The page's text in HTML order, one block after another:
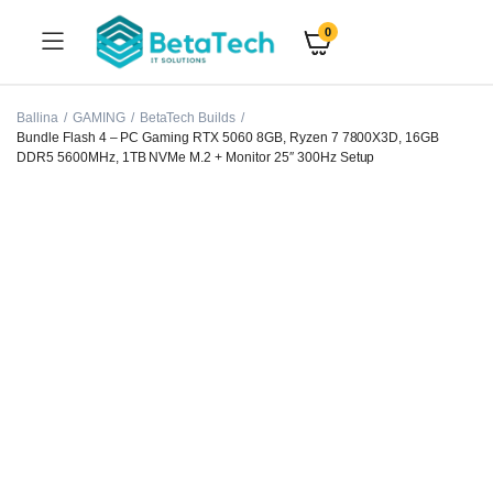
0
Ballina GAMING
BetaTech Builds
Bundle Flash 4 – PC Gaming RTX 5060 8GB, Ryzen 7 7800X3D, 16GB
DDR5 5600MHz, 1TB NVMe M.2 + Monitor 25″ 300Hz Setup